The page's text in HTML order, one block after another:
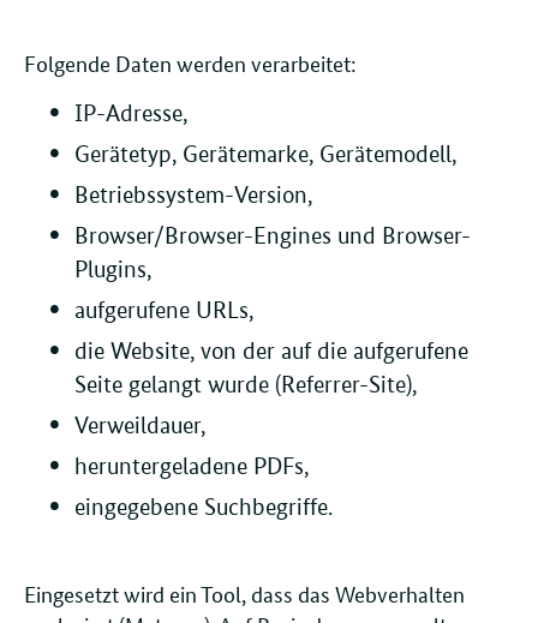
Folgende Daten werden verarbeitet:
IP-Adresse,
Gerätetyp, Gerätemarke, Gerätemodell,
Betriebssystem-Version,
Browser/Browser-Engines und Browser-
Plugins,
aufgerufene URLs,
die Website, von der auf die aufgerufene
Seite gelangt wurde (Referrer-Site),
Verweildauer,
heruntergeladene PDFs,
eingegebene Suchbegriffe.
Eingesetzt wird ein Tool, dass das Webverhalten